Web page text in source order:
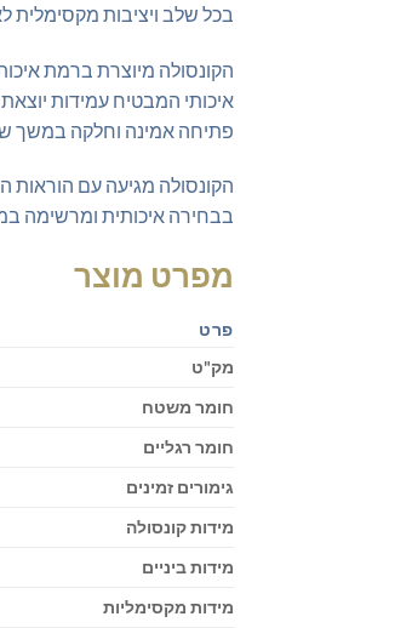
בכל שלב ויציבות מקסימלית
איכותי המבטיח עמידות
פתיחה אמינה וחלקה במשך
הקונסולה מגיעה עם הוראות
בבחירה איכותית ומרשימה
מפרט מוצר
פרט
מק"ט
חומר משטח
חומר רגליים
גימורים זמינים
מידות קונסולה
מידות ביניים
מידות מקסימליות